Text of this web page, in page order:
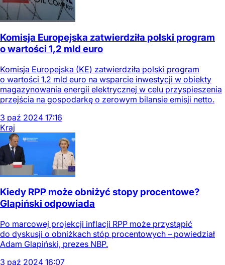
Komisja Europejska zatwierdziła polski program
o wartości 1,2 mld euro
Komisja Europejska (KE) zatwierdziła polski program
o wartości 1,2 mld euro na wsparcie inwestycji w obiekty
magazynowania energii elektrycznej w celu przyspieszenia
przejścia na gospodarkę o zerowym bilansie emisji netto.
3 paź 2024 17:16
Kraj
Kiedy RPP może obniżyć stopy procentowe?
Glapiński odpowiada
Po marcowej projekcji inflacji RPP może przystąpić
do dyskusji o obniżkach stóp procentowych – powiedział
Adam Glapiński, prezes NBP.
3 paź 2024 16:07